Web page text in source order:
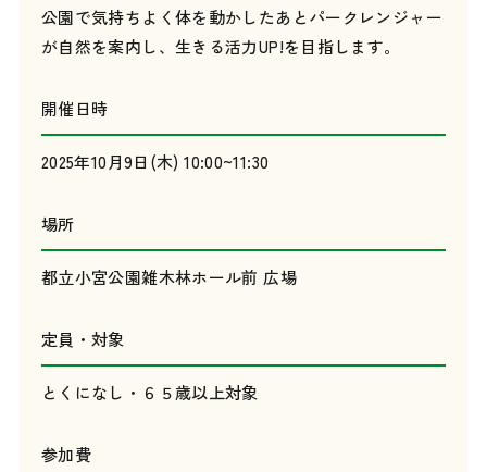
公園で気持ちよく体を動かしたあとパークレンジャー
が自然を案内し、生きる活力UP!を目指します。
開催日時
2025年10月9日(木) 10:00~11:30
場所
都立小宮公園雑木林ホール前 広場
定員・対象
とくになし・６５歳以上対象
参加費